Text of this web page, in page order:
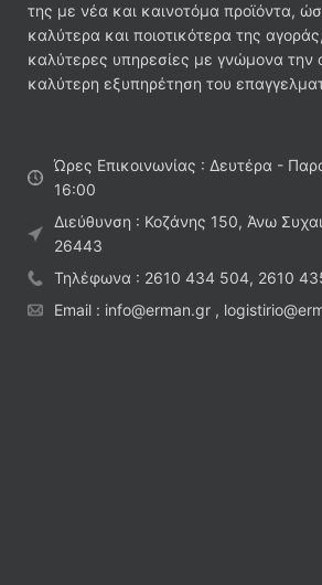
της με νέα και καινοτόμα προϊόντα,
καλύτερα και ποιοτικότερα της
καλύτερες υπηρεσίες με γνώμονα την
καλύτερη εξυπηρέτηση του
Ώρες Επικοινωνίας : Δευτέρα -
16:00
Διεύθυνση : Κοζάνης 150, Άνω
26443
Τηλέφωνα : 2610 434 504, 2610
Email : info@erman.gr ,